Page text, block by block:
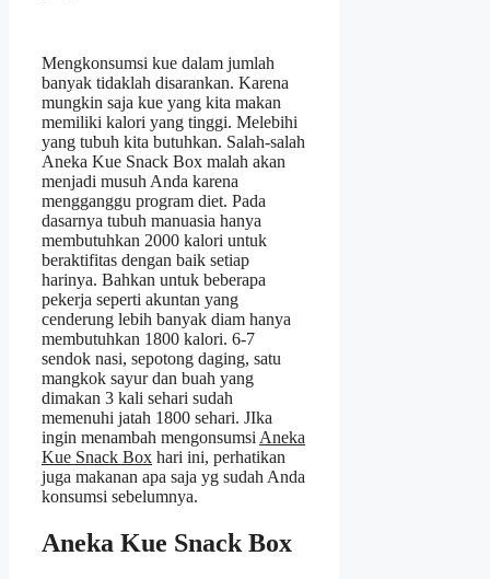
Mengkonsumsi kue dalam jumlah
banyak tidaklah disarankan. Karena
mungkin saja kue yang kita makan
memiliki kalori yang tinggi. Melebihi
yang tubuh kita butuhkan. Salah-salah
Aneka Kue Snack Box malah akan
menjadi musuh Anda karena
mengganggu program diet. Pada
dasarnya tubuh manuasia hanya
membutuhkan 2000 kalori untuk
beraktifitas dengan baik setiap
harinya. Bahkan untuk beberapa
pekerja seperti akuntan yang
cenderung lebih banyak diam hanya
membutuhkan 1800 kalori. 6-7
sendok nasi, sepotong daging, satu
mangkok sayur dan buah yang
dimakan 3 kali sehari sudah
memenuhi jatah 1800 sehari. JIka
ingin menambah mengonsumsiAneka
Kue Snack Box hari ini, perhatikan
juga makanan apa saja yg sudah Anda
konsumsi sebelumnya.
Aneka Kue Snack Box